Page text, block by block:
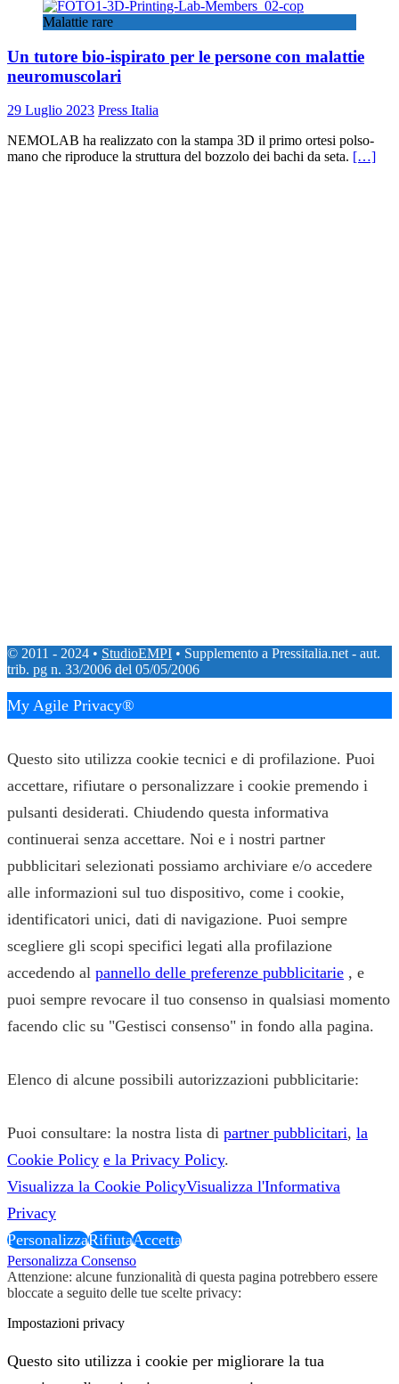
Malattie rare
Un tutore bio-ispirato per le persone con malattie
neuromuscolari
29 Luglio 2023 Press Italia
NEMOLAB ha realizzato con la stampa 3D il primo ortesi polso-
mano che riproduce la struttura del bozzolo dei bachi da seta. […]
© 2011 - 2024 • StudioEMPI • Supplemento a Pressitalia.net - aut.
trib. pg n. 33/2006 del 05/05/2006
My Agile Privacy®
Questo sito utilizza cookie tecnici e di profilazione. Puoi
accettare, rifiutare o personalizzare i cookie premendo i
pulsanti desiderati. Chiudendo questa informativa
continuerai senza accettare. Noi e i nostri partner
pubblicitari selezionati possiamo archiviare e/o accedere
alle informazioni sul tuo dispositivo, come i cookie,
identificatori unici, dati di navigazione. Puoi sempre
scegliere gli scopi specifici legati alla profilazione
accedendo al pannello delle preferenze pubblicitarie , e
puoi sempre revocare il tuo consenso in qualsiasi momento
facendo clic su "Gestisci consenso" in fondo alla pagina.
Elenco di alcune possibili autorizzazioni pubblicitarie:
Puoi consultare: la nostra lista di partner pubblicitari, la
Cookie Policy e la Privacy Policy.
Visualizza la Cookie PolicyVisualizza l'Informativa
Privacy
PersonalizzaRifiutaAccetta
Personalizza Consenso
Attenzione: alcune funzionalità di questa pagina potrebbero essere
bloccate a seguito delle tue scelte privacy:
Impostazioni privacy
Questo sito utilizza i cookie per migliorare la tua